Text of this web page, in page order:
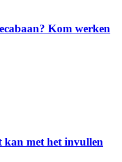
Kom werken
kan met het invullen